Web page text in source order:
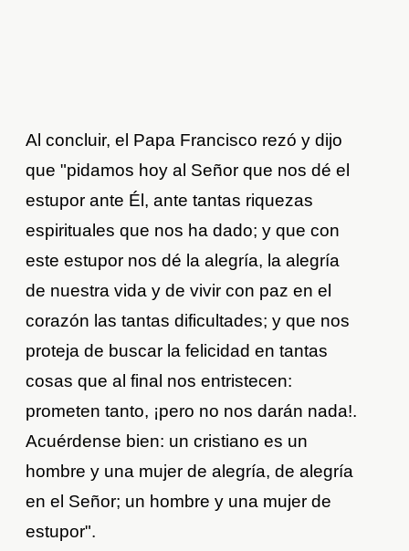
Al concluir, el Papa Francisco rezó y dijo
que "pidamos hoy al Señor que nos dé el
estupor ante Él, ante tantas riquezas
espirituales que nos ha dado; y que con
este estupor nos dé la alegría, la alegría
de nuestra vida y de vivir con paz en el
corazón las tantas dificultades; y que nos
proteja de buscar la felicidad en tantas
cosas que al final nos entristecen:
prometen tanto, ¡pero no nos darán nada!.
Acuérdense bien: un cristiano es un
hombre y una mujer de alegría, de alegría
en el Señor; un hombre y una mujer de
estupor".